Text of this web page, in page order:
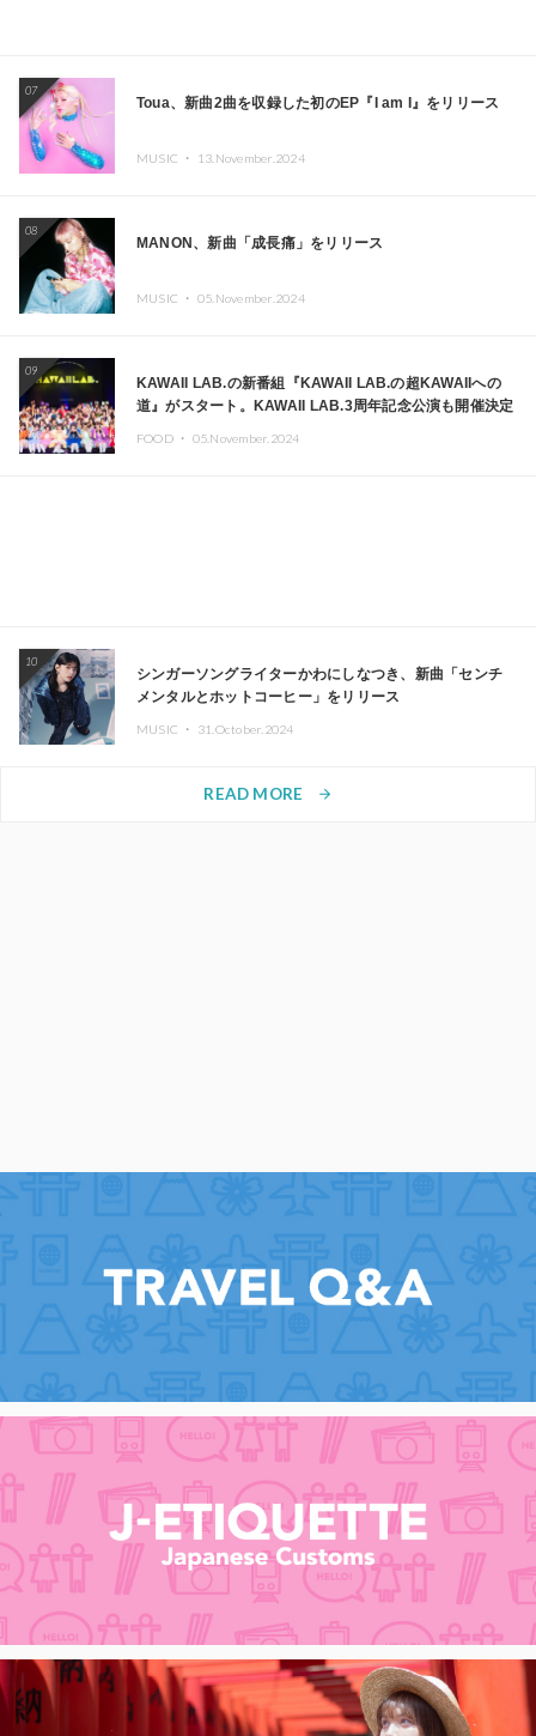
07
Toua、新曲2曲を収録した初のEP『I am I』をリリース
MUSIC ・ 13.November.2024
08
MANON、新曲「成長痛」をリリース
MUSIC ・ 05.November.2024
09
KAWAII LAB.の新番組『KAWAII LAB.の超KAWAIIへの
道』がスタート。KAWAII LAB.3周年記念公演も開催決定
FOOD ・ 05.November.2024
10
シンガーソングライターかわにしなつき、新曲「センチ
メンタルとホットコーヒー」をリリース
MUSIC ・ 31.October.2024
READ MORE arrow_forward